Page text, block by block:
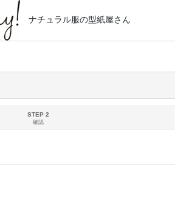
ナチュラル服の型紙屋さん
STEP 2
確認